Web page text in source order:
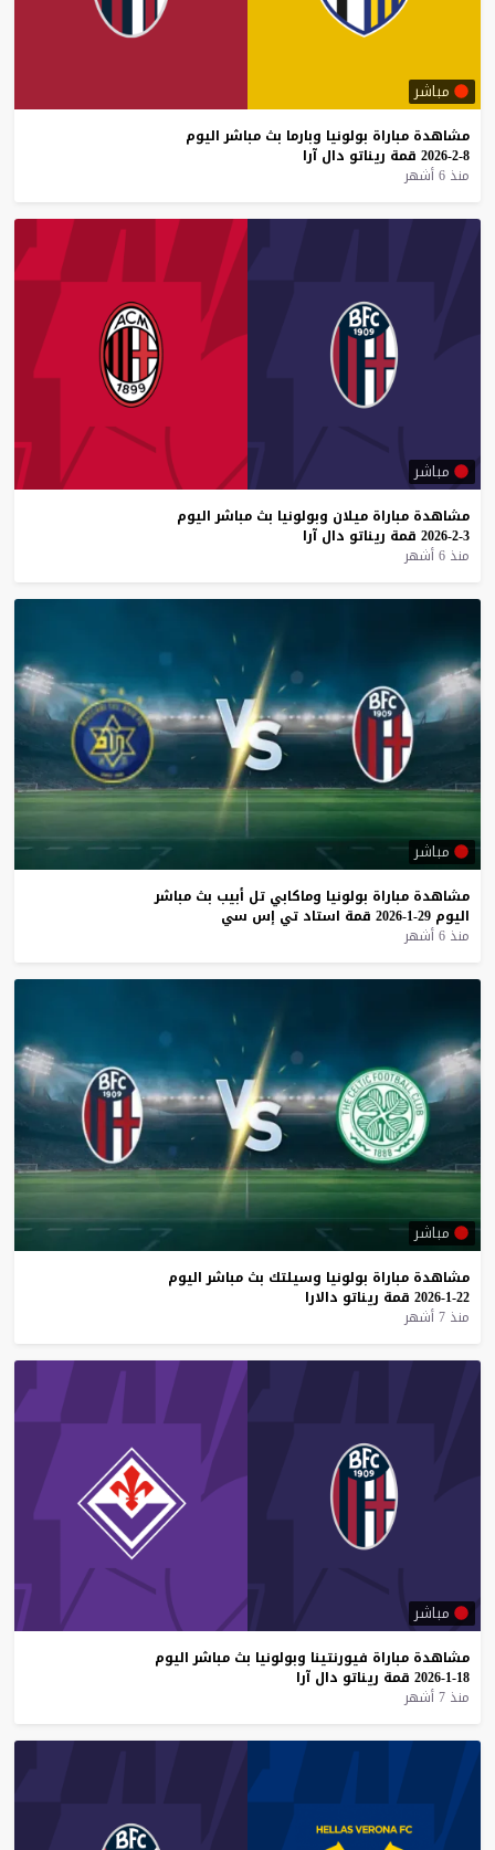
مباشر
مشاهدة مباراة بولونيا وبارما بث مباشر اليوم
8-2-2026
قمة ريناتو دال آرا
منذ 6 أشهر
مباشر
مشاهدة مباراة ميلان وبولونيا بث مباشر اليوم
3-2-2026
قمة ريناتو دال آرا
منذ 6 أشهر
مباشر
مشاهدة مباراة بولونيا وماكابي تل أبيب بث مباشر
اليوم 29-1-2026 قمة استاد تي إس سي
منذ 6 أشهر
مباشر
مشاهدة مباراة بولونيا وسيلتك بث مباشر اليوم
22-1-2026
قمة ريناتو دالارا
منذ 7 أشهر
مباشر
مشاهدة مباراة فيورنتينا وبولونيا بث مباشر اليوم
18-1-2026
قمة ريناتو دال آرا
منذ 7 أشهر